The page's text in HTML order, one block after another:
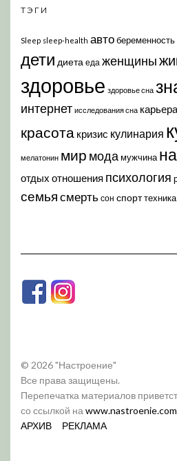
ТЭГИ
Sleep sleep-health автобеременность
дети диета еда женщины
здоровье здоровье сна
интернет исследования сна карьера
красота кризис кулинария
мелатонин мир модамужчина
отдых отношения психология
семья смерть сон спорттехника
© 2026 "Настроение"
Все права защищены.
Перепечатка материалов
со ссылкой на
АРХИВ
РЕКЛАМА